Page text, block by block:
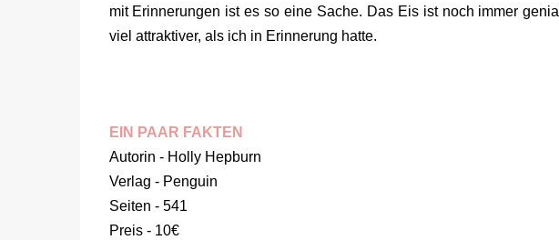
mit Erinnerungen ist es so eine Sache. Das Eis ist noch immer
viel attraktiver, als ich in Erinnerung hatte.
EIN PAAR FAKTEN
Autorin - Holly Hepburn
Verlag - Penguin
Seiten - 541
Preis - 10€